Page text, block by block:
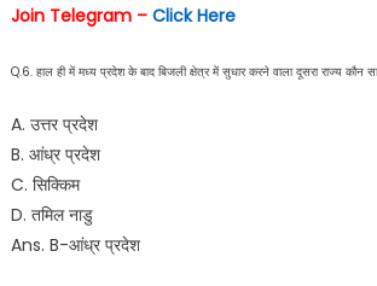
Join Telegram – Click Here
Q.6. हाल ही में मध्य प्रदेश के बाद बिजली क्षेत्र में सुधार करने वाला दूसरा राज्य कौन
A. उत्तर प्रदेश
B. आंध्र प्रदेश
C. सिक्किम
D. तमिल नाडु
Ans. B-आंध्र प्रदेश